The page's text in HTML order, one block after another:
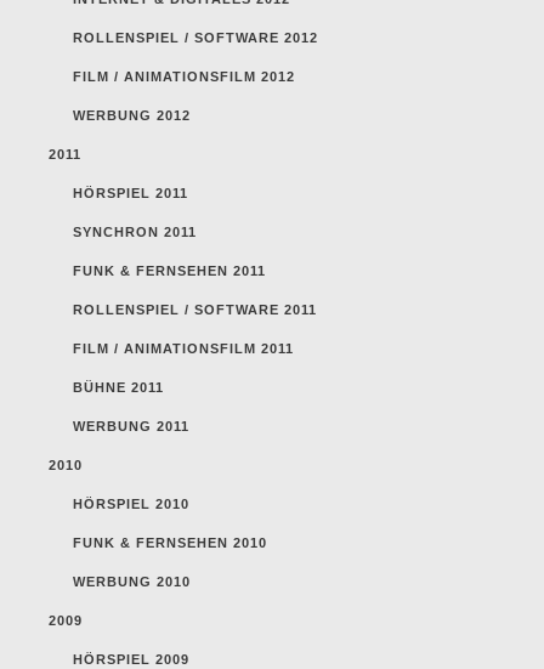
ROLLENSPIEL / SOFTWARE 2012
FILM / ANIMATIONSFILM 2012
WERBUNG 2012
2011
HÖRSPIEL 2011
SYNCHRON 2011
FUNK & FERNSEHEN 2011
ROLLENSPIEL / SOFTWARE 2011
FILM / ANIMATIONSFILM 2011
BÜHNE 2011
WERBUNG 2011
2010
HÖRSPIEL 2010
FUNK & FERNSEHEN 2010
WERBUNG 2010
2009
HÖRSPIEL 2009